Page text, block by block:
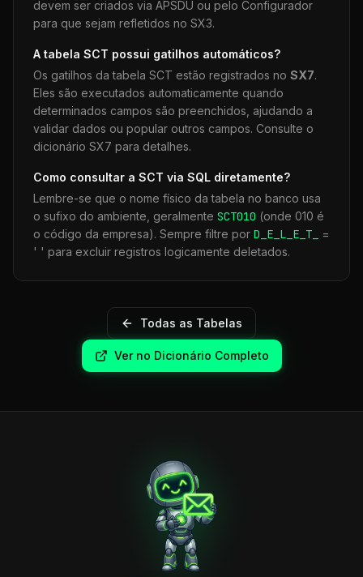
devem ser criados via APSDU ou pelo Configurador
para que sejam refletidos no SX3.
A tabela SCT possui gatilhos automáticos?
Os gatilhos da tabela SCT estão registrados no SX7.
Eles são executados automaticamente quando
determinados campos são preenchidos, ajudando a
validar dados ou popular outros campos. Consulte o
dicionário SX7 para detalhes.
Como consultar a SCT via SQL diretamente?
Lembre-se que o nome físico da tabela no banco usa
o sufixo do ambiente, geralmente SCT010 (onde 010 é
o código da empresa). Sempre filtre por D_E_L_E_T_
=
' ' para excluir registros logicamente deletados.
Todas as Tabelas
Ver no Dicionário Completo